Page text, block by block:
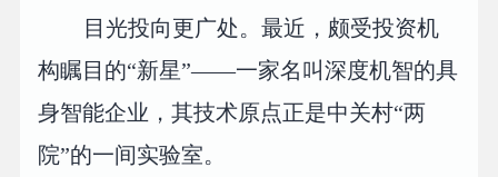
目光投向更广处。最近，颇受投资机
构瞩目的“新星”——一家名叫深度机智的具
身智能企业，其技术原点正是中关村“两
院”的一间实验室。